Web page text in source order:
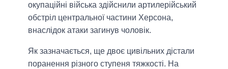
окупаційні війська здійснили артилерійський
обстріл центральної частини Херсона,
внаслідок атаки загинув чоловік.
Як зазначається, ще двоє цивільних дістали
поранення різного ступеня тяжкості. На